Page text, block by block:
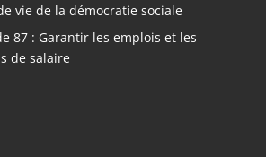
vie de la démocratie sociale
87 : Garantir les emplois et les
de salaire